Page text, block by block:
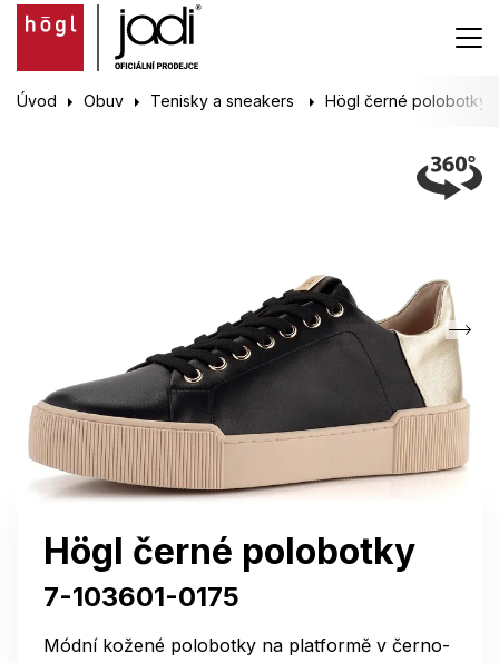
Úvod Obuv Tenisky a sneakers Högl černé polobotky
Högl černé polobotky
7-103601-0175
Módní kožené polobotky na platformě v černo-